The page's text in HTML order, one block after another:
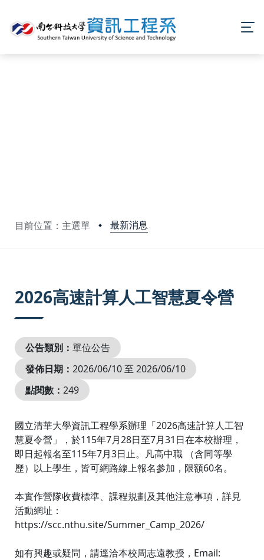
目前位置：主選單 最新消息
2026高速計算人工智慧夏令營
公告類別： 單位公告
發佈日期： 2026/06/10 至 2026/06/10
點閱數： 249
國立清華大學資訊工程學系辦理「2026高速計算人工智
慧夏令營」，於115年7月28日至7月31日在本校辦理，
即日起報名至115年7月3日止。凡高中職 （含同等學
歷）以上學生，皆可網路線上報名參加，限額60名。
本實作營隊收費標準、課程規劃及其他注意事項，詳見
活動網址：
https://scc.nthu.site/Summer_Camp_2026/
如有興趣或疑問，請逕洽本校周志遠教授，Email: